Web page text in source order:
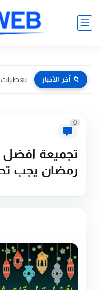
📁 آخر الأخبار
0
تجميعة
رمضان يجب